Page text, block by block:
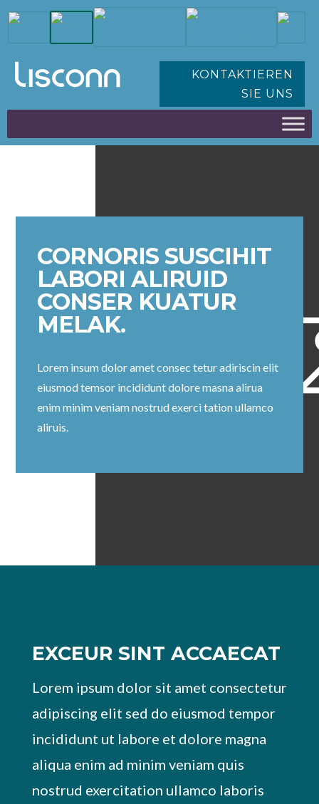
KONTAKTIEREN
SIE UNS
CORNORIS SUSCIHIT
LABORI ALIRUID
CONSER KUATUR
MELAK.
Lorem insum dolor amet consec tetur adiriscin elit
eiusmod temsor incididunt dolore masna alirua
enim minim veniam nostrud exerci tation ullamco
aliruis.
EXCEUR SINT ACCAECAT
Lorem ipsum dolor sit amet consectetur
adipiscing elit sed do eiusmod tempor
incididunt ut labore et dolore magna
aliqua enim ad minim veniam quis
nostrud exercitation ullamco laboris